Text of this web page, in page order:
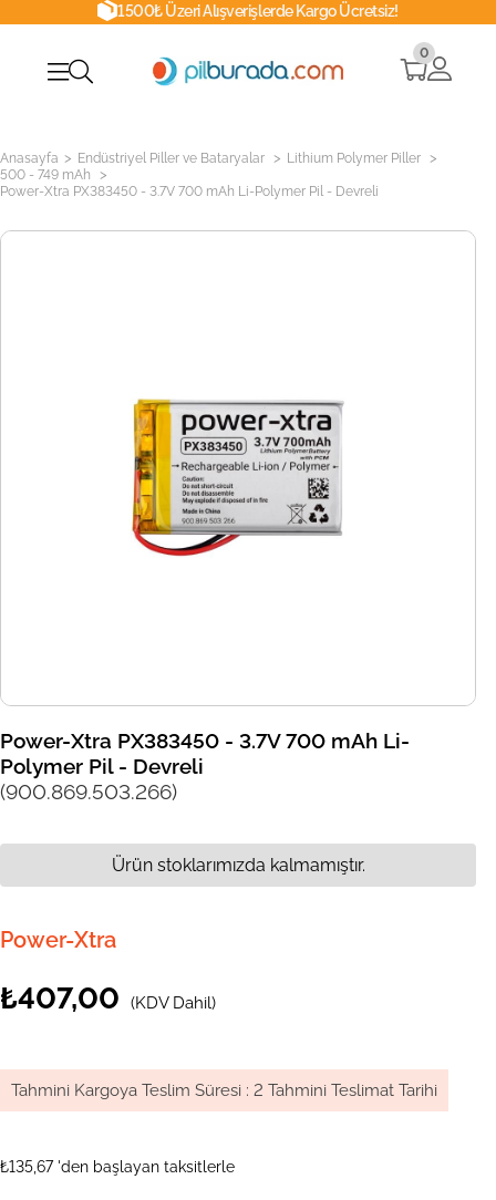
1500₺ Üzeri Alışverişlerde Kargo Ücretsiz!
0
Anasayfa > Endüstriyel Piller ve Bataryalar > Lithium Polymer Piller >
500 - 749 mAh >
Power-Xtra PX383450 - 3.7V 700 mAh Li-Polymer Pil - Devreli
Power-Xtra PX383450 - 3.7V 700 mAh Li-
Polymer Pil - Devreli
(900.869.503.266)
Power-Xtra
₺407,00 (KDV Dahil)
Tahmini Kargoya Teslim Süresi : 2 Tahmini Teslimat Tarihi
₺135,67 'den başlayan taksitlerle
Ürün stoklarımızda kalmamıştır.